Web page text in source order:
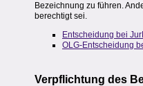
Bezeichnung zu führen.
berechtigt sei.
Entscheidung bei
OLG-Entscheidung
Verpflichtung des